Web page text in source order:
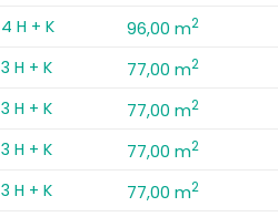
4 H + K 96,00 m2
3 H + K 77,00 m2
3 H + K 77,00 m2
3 H + K 77,00 m2
3 H + K 77,00 m2